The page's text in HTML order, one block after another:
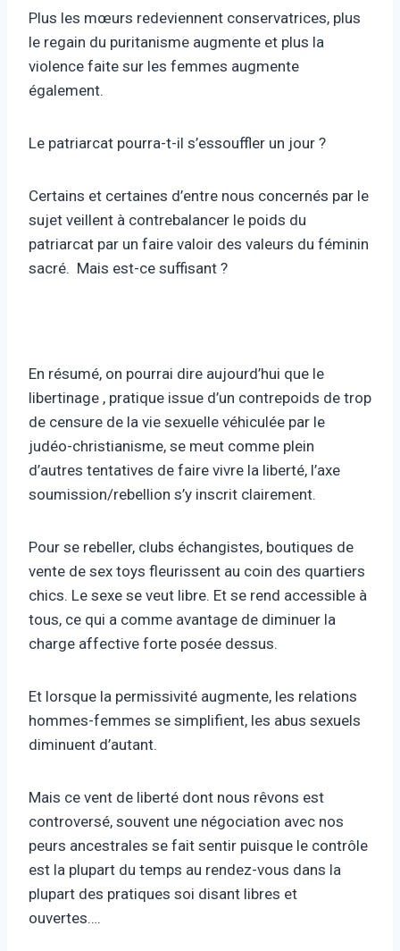
Plus les mœurs redeviennent conservatrices, plus
le regain du puritanisme augmente et plus la
violence faite sur les femmes augmente
également.
Le patriarcat pourra-t-il s’essouffler un jour ?
Certains et certaines d’entre nous concernés par le
sujet veillent à contrebalancer le poids du
patriarcat par un faire valoir des valeurs du féminin
sacré. Mais est-ce suffisant ?
En résumé, on pourrai dire aujourd’hui que le
libertinage , pratique issue d’un contrepoids de trop
de censure de la vie sexuelle véhiculée par le
judéo-christianisme, se meut comme plein
d’autres tentatives de faire vivre la liberté, l’axe
soumission/rebellion s’y inscrit clairement.
Pour se rebeller, clubs échangistes, boutiques de
vente de sex toys fleurissent au coin des quartiers
chics. Le sexe se veut libre. Et se rend accessible à
tous, ce qui a comme avantage de diminuer la
charge affective forte posée dessus.
Et lorsque la permissivité augmente, les relations
hommes-femmes se simplifient, les abus sexuels
diminuent d’autant.
Mais ce vent de liberté dont nous rêvons est
controversé, souvent une négociation avec nos
peurs ancestrales se fait sentir puisque le contrôle
est la plupart du temps au rendez-vous dans la
plupart des pratiques soi disant libres et
ouvertes….